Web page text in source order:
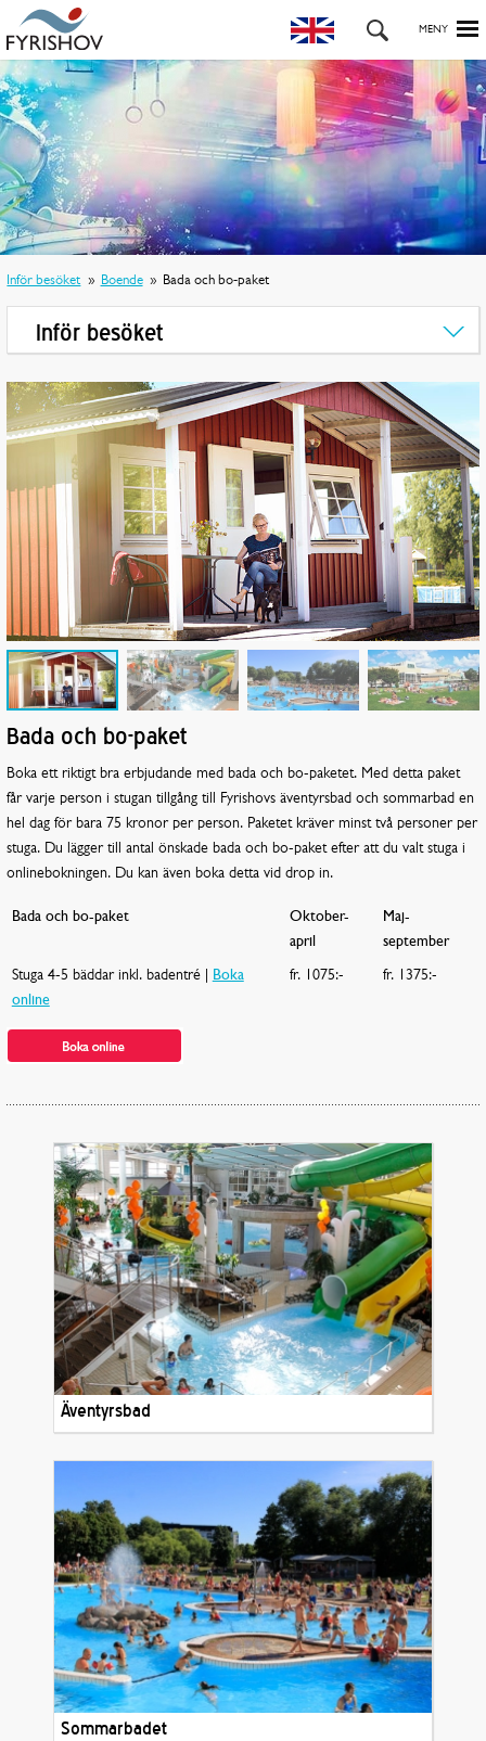
Inför besöket Boende Bada och bo-paket
Inför besöket
Bada och bo-paket
Boka ett riktigt bra erbjudande med bada och bo-paketet. Med detta paket
får varje person i stugan tillgång till Fyrishovs äventyrsbad och sommarbad en
hel dag för bara 75 kronor per person. Paketet kräver minst två personer per
stuga. Du lägger till antal önskade bada och bo-paket efter att du valt stuga i
onlinebokningen. Du kan även boka detta vid drop in.
Bada och bo-paket
Oktober-
april
Maj-
september
Stuga 4-5 bäddar inkl. badentré | Boka
online
fr. 1075:- fr. 1375:-
Äventyrsbad
Sommarbadet